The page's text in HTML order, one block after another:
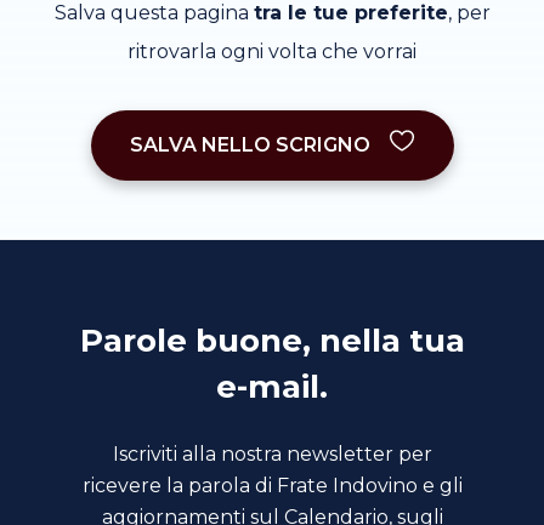
Salva questa pagina tra le tue preferite, per
ritrovarla ogni volta che vorrai
SALVA NELLO SCRIGNO
Parole buone, nella tua
e-mail.
Iscriviti alla nostra newsletter per
ricevere la parola di Frate Indovino e gli
aggiornamenti sul Calendario, sugli